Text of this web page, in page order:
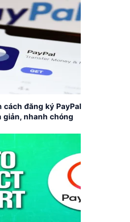
cách đăng ký PayPal
giản, nhanh chóng